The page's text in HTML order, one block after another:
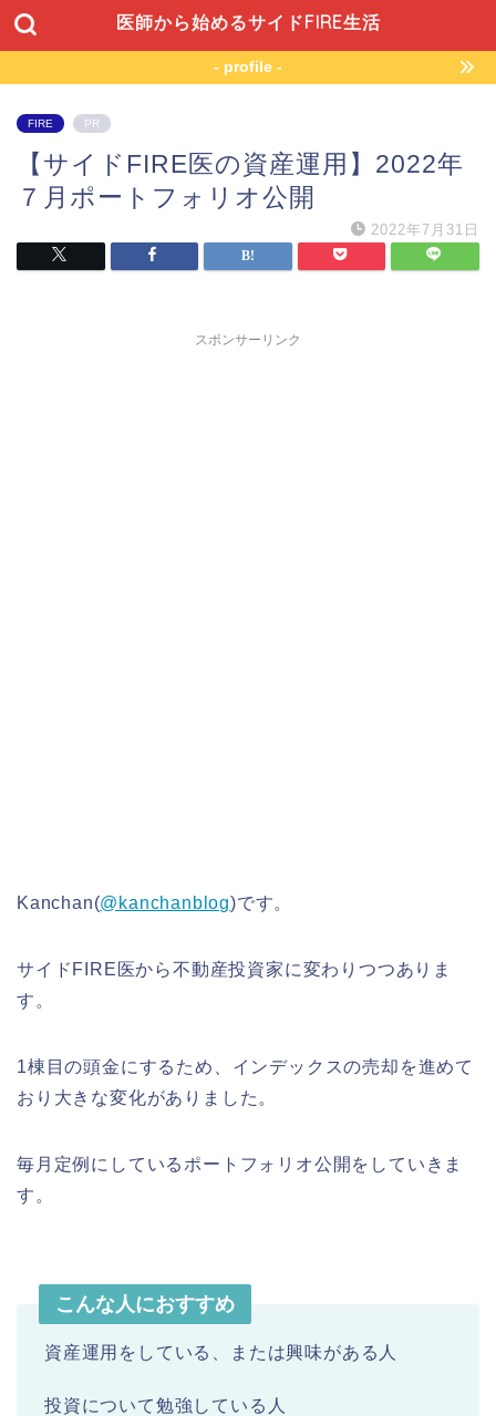
医師から始めるサイドFIRE生活
- profile -
FIRE PR
【サイドFIRE医の資産運用】2022年
７月ポートフォリオ公開
2022年7月31日
スポンサーリンク
Kanchan(@kanchanblog)です。
サイドFIRE医から不動産投資家に変わりつつありま
す。
1棟目の頭金にするため、インデックスの売却を進めて
おり大きな変化がありました。
毎月定例にしているポートフォリオ公開をしていきま
す。
こんな人におすすめ
資産運用をしている、または興味がある人
投資について勉強している人